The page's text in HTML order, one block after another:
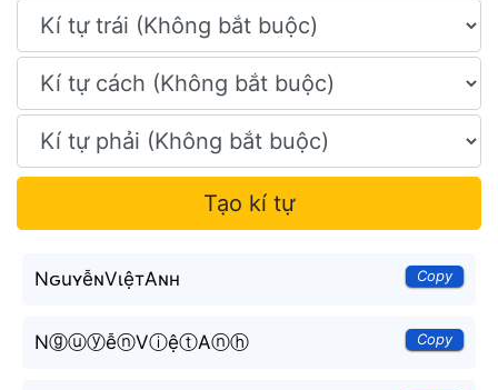
Tạo kí tự
NԍuʏễɴVιệтAɴн Copy
NⓖⓤⓨễⓝVⓘệⓣAⓝⓗ Copy